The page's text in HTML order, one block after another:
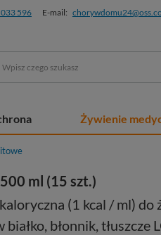
596 E-mail:
Żywienie
ml (15 szt.)
(1 kcal / ml)
białko, błonnik,